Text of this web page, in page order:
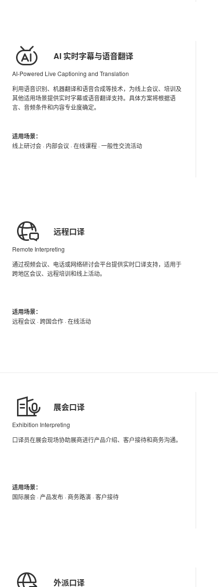
AI 实时字幕与语音翻译
AI-Powered Live Captioning and Translation
利用语音识别、机器翻译和语音合成等技术，为线上会议、培训及
其他适用场景提供实时字幕或语音翻译支持。具体方案将根据语
言、音频条件和内容专业度确定。
适用场景：
线上研讨会 · 内部会议 · 在线课程 · 一般性交流活动
远程口译
Remote Interpreting
通过视频会议、电话或网络研讨会平台提供实时口译支持，适用于
跨地区会议、远程培训和线上活动。
适用场景：
远程会议 · 跨国合作 · 在线活动
展会口译
Exhibition Interpreting
口译员在展会现场协助展商进行产品介绍、客户接待和商务沟通。
适用场景：
国际展会 · 产品发布 · 商务路演 · 客户接待
外派口译